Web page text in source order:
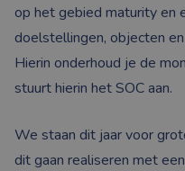
op het gebied maturity en
doelstellingen, objecten
Hierin onderhoud je de
stuurt hierin het SOC aan.
We staan dit jaar voor
dit gaan realiseren met